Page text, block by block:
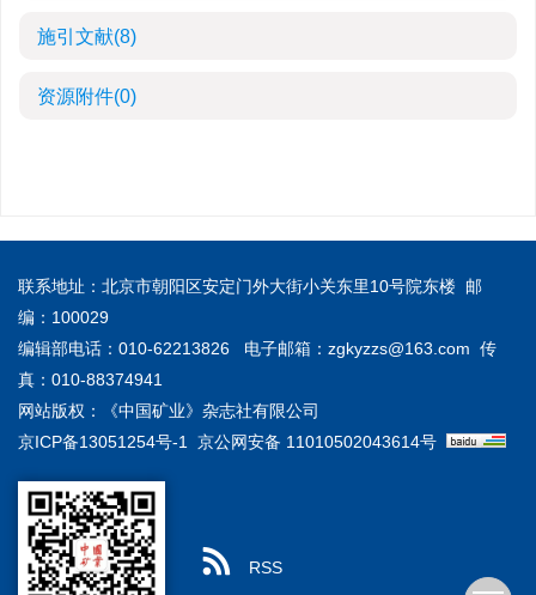
施引文献(8)
资源附件(0)
联系地址：北京市朝阳区安定门外大街小关东里10号院东楼 邮
编：100029
编辑部电话：010-62213826 电子邮箱： zgkyzzs@163.com 传
真：010-88374941
网站版权：《中国矿业》杂志社有限公司
京ICP备13051254号-1
京公网安备 11010502043614号
RSS